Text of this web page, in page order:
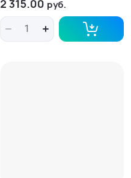
2 315.00 руб.